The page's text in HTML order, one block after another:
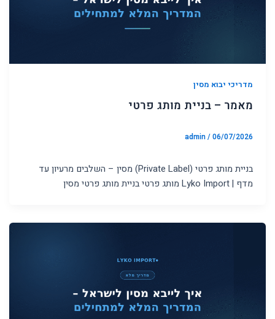
מדריכי יבוא מסין
מאמר – בניית מותג פרטי
admin/06/07/2026
בניית מותג פרטי (Private Label) מסין – השלבים מרעיון עד
מדף | Lyko Import מותג פרטי בניית מותג פרטי מסין